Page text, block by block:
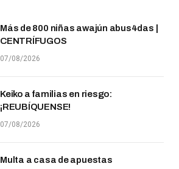
Más de 800 niñas awajún abus4das |
CENTRÍFUGOS
07/08/2026
Keiko a familias en riesgo:
¡REUBÍQUENSE!
07/08/2026
Multa a casa de apuestas